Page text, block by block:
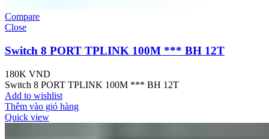
Compare
Close
Switch 8 PORT TPLINK 100M *** BH 12T
180K VND
Switch 8 PORT TPLINK 100M *** BH 12T
Add to wishlist
Thêm vào giỏ hàng
Quick view